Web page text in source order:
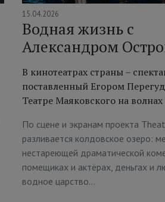
15.04.2026
Водная жизнь c
Александром
В кинотеатрах страны –
поставленный Егором
Театре Маяковского на волнах
По сцене и экранам проекта
разливается колдовское озеро:
нестареющей драматической
помещиках и актёрах, деньгах и
водное царство…